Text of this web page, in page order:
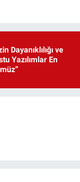
Dayanıklılığı ve
Yazılımlar En